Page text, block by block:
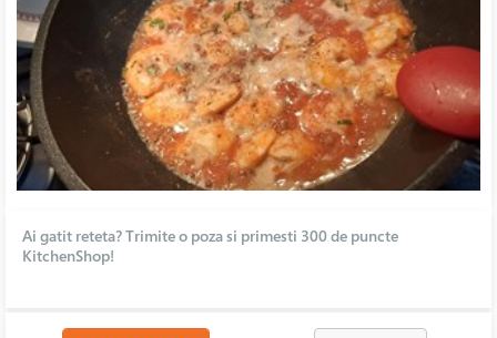
Ai gatit reteta? Trimite o poza si primesti 300 de puncte
KitchenShop!